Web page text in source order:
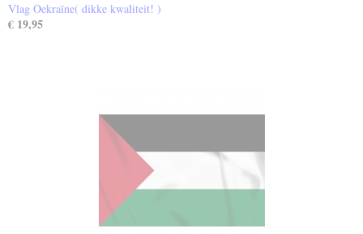
Vlag Oekraïne( dikke kwaliteit! )
€ 19,95